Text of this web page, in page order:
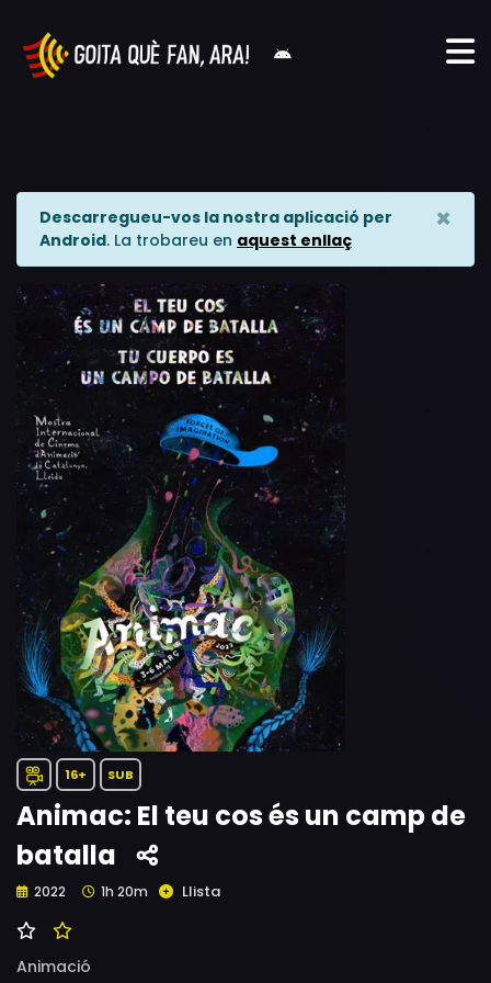
Descarregueu-vos la nostra aplicació per
Android. La trobareu en aquest enllaç
×
16+ SUB
Animac: El teu cos és un camp de
batalla
2022 1h 20m Llista
Animació